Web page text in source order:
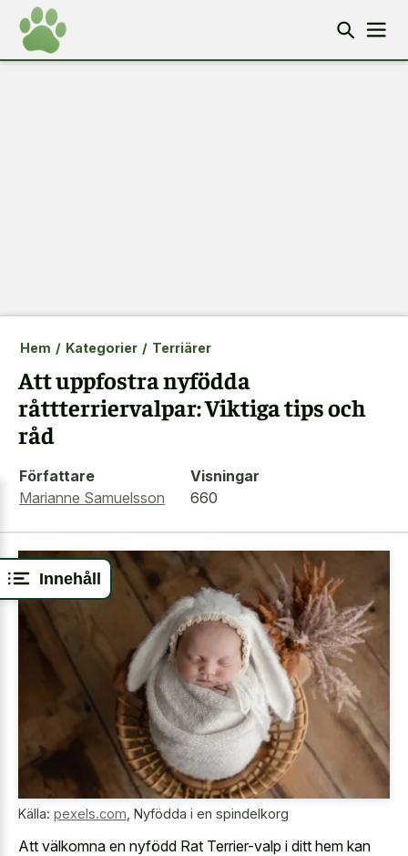
Innehåll
Hem / Kategorier / Terriärer
Att uppfostra nyfödda
råttterriervalpar: Viktiga tips och
råd
Författare
Marianne Samuelsson
Visningar
660
Källa: pexels.com Nyfödda i en spindelkorg
Att välkomna en nyfödd Rat Terrier-valp i ditt hem kan